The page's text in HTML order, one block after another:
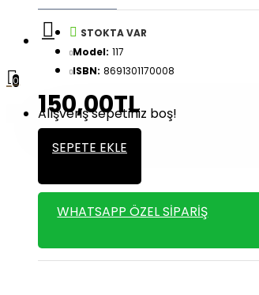
0
Alışveriş sepetiniz boş!
STOKTA VAR
Model: 117
ISBN: 8691301170008
150,00TL
SEPETE EKLE
WHATSAPP ÖZEL SIPARIŞ